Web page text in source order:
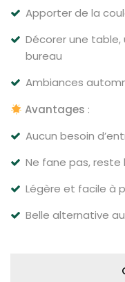
Apporter de la
Décorer une
bureau
Ambiances
Avantages :
Aucun besoin
Ne fane pas, reste
Légère et facile à
Belle alternative